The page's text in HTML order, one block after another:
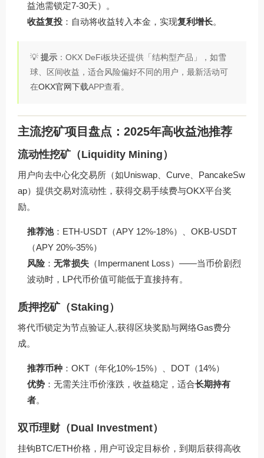
益池需锁定7-30天）。
收益复投 ：自动将收益转入本金，实现复利增长。
💡 提示 ：OKX DeFi板块还提供「结构型产品」，如雪
球、区间收益，适合风险偏好不同的用户，最新活动可
在OKX官网下载APP查看。
主流挖矿项目盘点：2025年高收益池推荐
流动性挖矿（Liquidity Mining）
用户向去中心化交易所（如Uniswap、Curve、PancakeSw
ap）提供交易对流动性，获得交易手续费与OKX平台奖
励。
推荐池：ETH-USDT（APY 12%-18%）、OKB-USDT
（APY 20%-35%）
风险： 无常损失 （Impermanent Loss）——当币价剧烈
波动时，LP代币价值可能低于直接持有。
质押挖矿（Staking）
将代币锁定为节点验证人,获得区块奖励与网络Gas费分
成。
推荐币种 ：OKT（年化10%-15%）、DOT（14%）
优势 ：无需关注币价涨跌，收益稳定，适合长期持有
者。
双币理财（Dual Investment）
挂钩BTC/ETH价格，用户可设定目标价，到期后获得高收